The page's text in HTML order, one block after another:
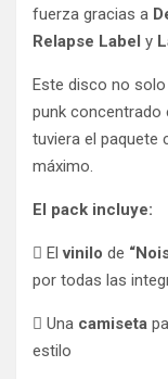
fuerza gracias a
Relapse Label y
Este disco no
punk concentrado
tuviera el paquete
máximo.
El pack incluye:
 Elvinilo de
por todas las
 Una camiseta
estilo